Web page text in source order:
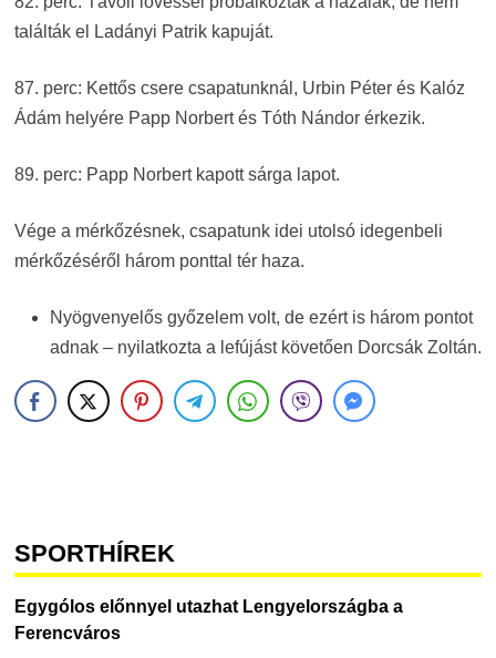
találták el Ladányi Patrik kapuját.
87. perc: Kettős csere csapatunknál, Urbin Péter és Kalóz
Ádám helyére Papp Norbert és Tóth Nándor érkezik.
89. perc: Papp Norbert kapott sárga lapot.
Vége a mérkőzésnek, csapatunk idei utolsó idegenbeli
mérkőzéséről három ponttal tér haza.
Nyögvenyelős győzelem volt, de ezért is három pontot
adnak – nyilatkozta a lefújást követően Dorcsák Zoltán.
SPORTHÍREK
Egygólos előnnyel utazhat Lengyelországba a
Ferencváros